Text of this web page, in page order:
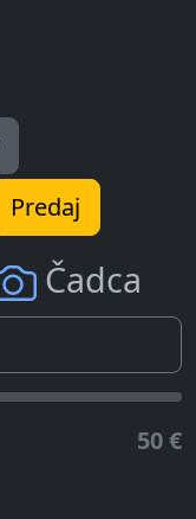
Predaj
Čadca
50 €